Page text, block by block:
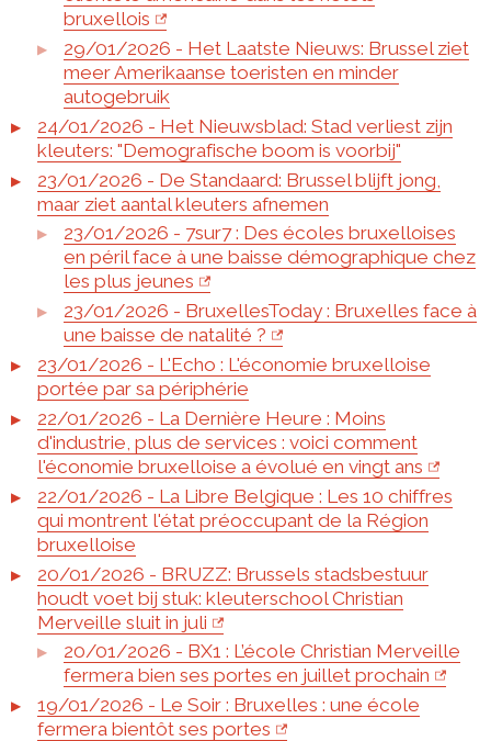
bruxellois
29/01/2026 - Het Laatste Nieuws: Brussel ziet
meer Amerikaanse toeristen en minder
autogebruik
24/01/2026 - Het Nieuwsblad: Stad verliest zijn
kleuters: "Demografische boom is voorbij"
23/01/2026 - De Standaard: Brussel blijft jong,
maar ziet aantal kleuters afnemen
23/01/2026 - 7sur7 : Des écoles bruxelloises
en péril face à une baisse démographique chez
les plus jeunes
23/01/2026 - BruxellesToday : Bruxelles face à
une baisse de natalité ?
23/01/2026 - L'Echo : L'économie bruxelloise
portée par sa périphérie
22/01/2026 - La Dernière Heure : Moins
d'industrie, plus de services : voici comment
l'économie bruxelloise a évolué en vingt ans
22/01/2026 - La Libre Belgique : Les 10 chiffres
qui montrent l'état préoccupant de la Région
bruxelloise
20/01/2026 - BRUZZ: Brussels stadsbestuur
houdt voet bij stuk: kleuterschool Christian
Merveille sluit in juli
20/01/2026 - BX1 : L’école Christian Merveille
fermera bien ses portes en juillet prochain
19/01/2026 - Le Soir : Bruxelles : une école
fermera bientôt ses portes